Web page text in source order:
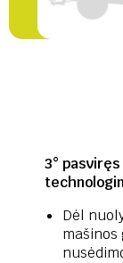
3°
Dėl